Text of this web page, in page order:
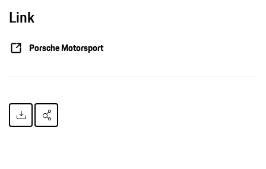
Link
Porsche Motorsport